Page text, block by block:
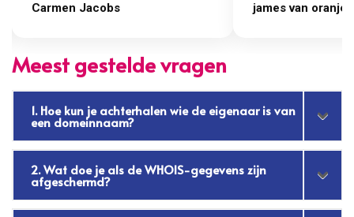
james van oranje Marcel Thijs
Meest gestelde vragen
1. Hoe kun je achterhalen wie de eigenaar is van
een domeinnaam?
2. Wat doe je als de WHOIS-gegevens zijn
afgeschermd?